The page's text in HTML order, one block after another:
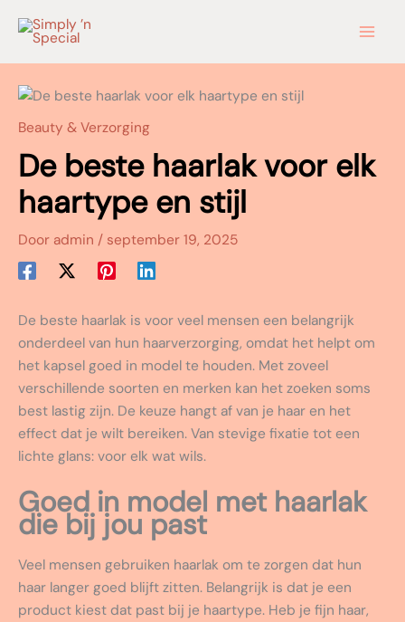
naar
Beauty & Verzorging
De beste haarlak voor elk
haartype en stijl
Door admin / september 19, 2025
De beste haarlak is voor veel mensen een belangrijk
onderdeel van hun haarverzorging, omdat het helpt om
het kapsel goed in model te houden. Met zoveel
verschillende soorten en merken kan het zoeken soms
best lastig zijn. De keuze hangt af van je haar en het
effect dat je wilt bereiken. Van stevige fixatie tot een
lichte glans: voor elk wat wils.
Goed in model met haarlak
die bij jou past
Veel mensen gebruiken haarlak om te zorgen dat hun
haar langer goed blijft zitten. Belangrijk is dat je een
product kiest dat past bij je haartype. Heb je fijn haar,